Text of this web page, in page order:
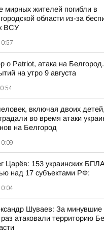
мирных жителей погибли в
области из-за
ВСУ
о Patriot, атака на
на утро 9 августа
включая двоих детей,
во время атаки
на Белгород
Царёв: 153 украинских
над 17 субъектами РФ:
Шуваев: За минувшие
атаковали территорию